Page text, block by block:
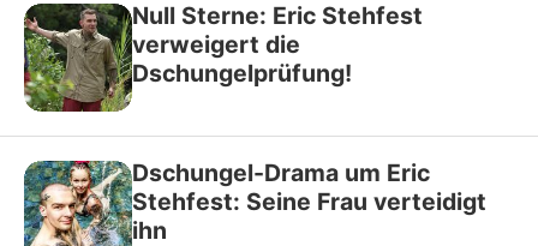
Null Sterne: Eric Stehfest
verweigert die
Dschungelprüfung!
Dschungel-Drama um Eric
Stehfest: Seine Frau verteidigt
ihn